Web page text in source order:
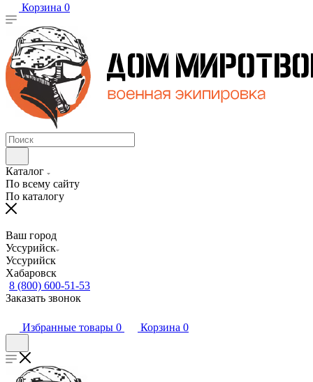
Корзина 0
Каталог
По всему сайту
По каталогу
Ваш город
Уссурийск
Уссурийск
Хабаровск
8 (800) 600-51-53
Заказать звонок
Избранные товары 0 Корзина 0